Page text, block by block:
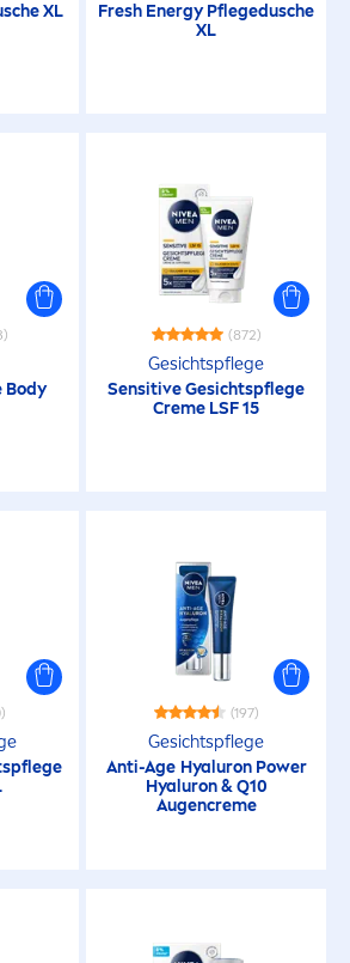
XL
Fresh Energy Pflegedusche
XL
Body
(872)
Gesichtspflege
SensitiveGesichtspflege
Creme LSF 15
(197)
Gesichtspflege
Anti-Age HyaluronPower
Hyaluron& Q10
Augencreme